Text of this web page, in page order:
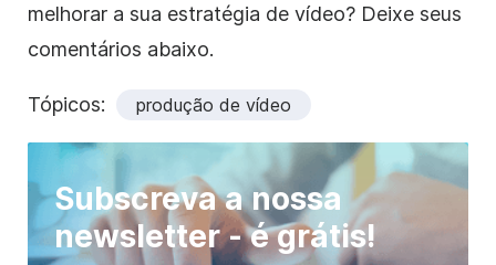
melhorar a sua estratégia de vídeo? Deixe seus
comentários abaixo.
Tópicos: produção de vídeo
Subscreva a nossa
newsletter - é grátis!